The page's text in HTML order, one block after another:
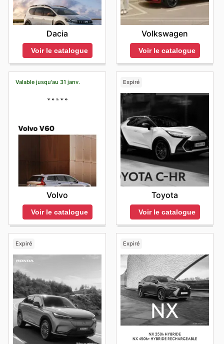
Dacia
Voir le catalogue
Volkswagen
Voir le catalogue
Valable jusqu'au 31 janv.
Volvo
Voir le catalogue
Expiré
Toyota
Voir le catalogue
Expiré Expiré